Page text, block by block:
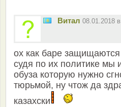
Витал 08.01.2018
ох как баре защищаются
судя по их политике мы
обуза которую нужно
тюрьмой, ну чтож да
казахски